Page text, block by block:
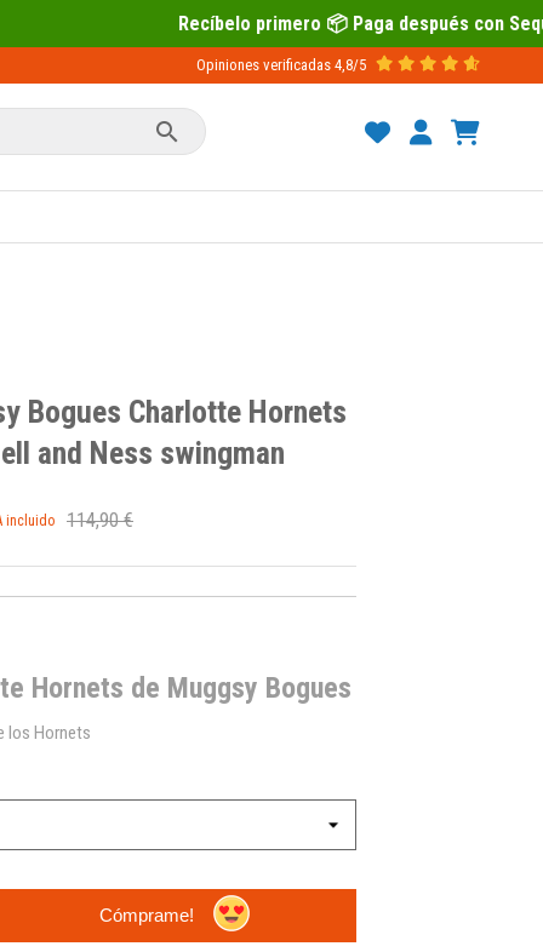
primero 📦 Paga después con Sequra 💶
Opiniones verificadas 4,8/5

Bogues Charlotte Hornets
and Ness swingman
incluido 114,90 €
Hornets de Muggsy Bogues
los Hornets
Cómprame!